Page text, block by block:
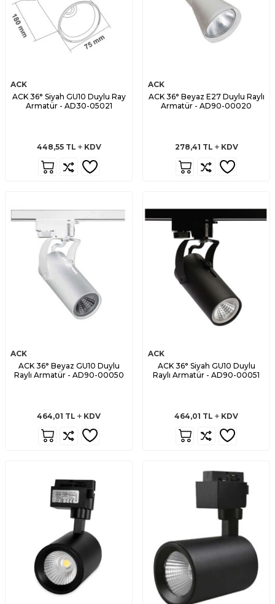
ACK
ACK 36° Siyah GU10 Duylu Ray
Armatür - AD30-05021
448,55TL KDV
ACK
ACK 36° Beyaz E27 Duylu Raylı
Armatür - AD90-00020
278,41 TL KDV
ACK
ACK 36° Beyaz GU10 Duylu
Raylı Armatür - AD90-00050
464,01 TL KDV
ACK
ACK 36° Siyah GU10 Duylu
Raylı Armatür - AD90-00051
464,01 TL KDV